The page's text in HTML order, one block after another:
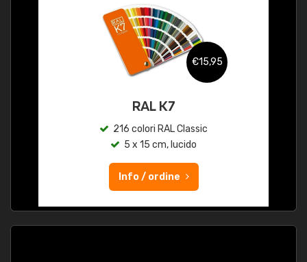
€15,95
RAL K7
216 colori RAL Classic
5 x 15 cm, lucido
Info / ordine